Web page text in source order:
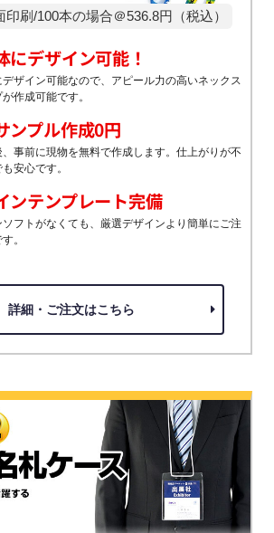
刷/100本の場合＠536.8円（税込）
にデザイン可能！
ザイン可能なので、アピール力の高いネックス
が作成可能です。
ンプル作成0円
、事前に現物を無料で作成します。仕上がりが不
安心です。
ンテンプレート完備
フトがなくても、厳選デザインより簡単にご注
。
詳細・ご注文はこちら